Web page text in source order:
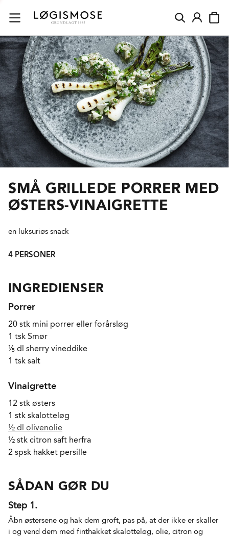
SMÅ GRILLEDE PORRER MED
ØSTERS-VINAIGRETTE
en luksuriøs snack
4 PERSONER
INGREDIENSER
Porrer
20 stk mini porrer eller forårsløg
1 tsk Smør
⅕ dl sherry vineddike
1 tsk salt
Vinaigrette
12 stk østers
1 stk skalotteløg
½ dl olivenolie
½ stk citron saft herfra
2 spsk hakket persille
SÅDAN GØR DU
Step 1.
Åbn østersene og hak dem groft, pas på, at der ikke er skaller
i og vend dem med finthakket skalotteløg, olie, citron og